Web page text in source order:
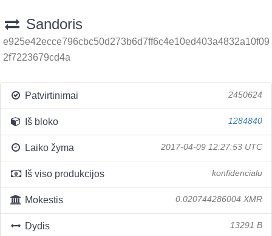
Sandoris
e925e42ecce796cbc50d273b6d7ff6c4e10ed403a4832a10f09
2f7223679cd4a
Patvirtinimai 2450624
Iš bloko 1284840
Laiko žyma 2017-04-09 12:27:53 UTC
Iš viso produkcijos konfidencialu
Mokestis 0.020744286004 XMR
Dydis 13291 B